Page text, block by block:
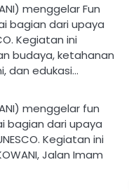
menggelar Fun
bagian dari upaya
Kegiatan ini
budaya, ketahanan
dan edukasi…
menggelar fun
bagian dari upaya
Kegiatan ini
Jalan Imam